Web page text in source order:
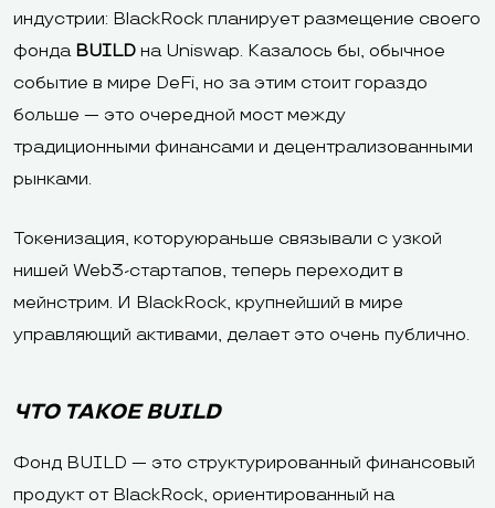
индустрии: BlackRock планирует размещение своего
фонда BUILD на Uniswap. Казалось бы, обычное
событие в мире DeFi, но за этим стоит гораздо
больше — это очередной мост между
традиционными финансами и децентрализованными
рынками.
Токенизация, которуюраньше связывали с узкой
нишей Web3-стартапов, теперь переходит в
мейнстрим. И BlackRock, крупнейший в мире
управляющий активами, делает это очень публично.
ЧТО ТАКОЕ BUILD
Фонд BUILD — это структурированный финансовый
продукт от BlackRock, ориентированный на